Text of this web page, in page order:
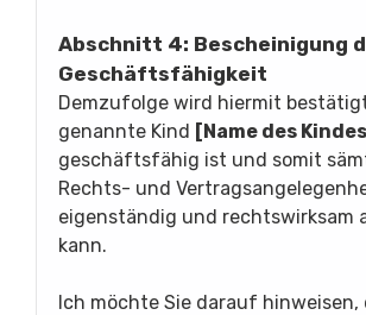
Abschnitt 4: Bescheinigung
Geschäftsfähigkeit
Demzufolge wird hiermit
genannte Kind [Name des
geschäftsfähig ist und somit
Rechts- und
eigenständig und rechtswirksam
kann.
Ich möchte Sie darauf hinweisen,